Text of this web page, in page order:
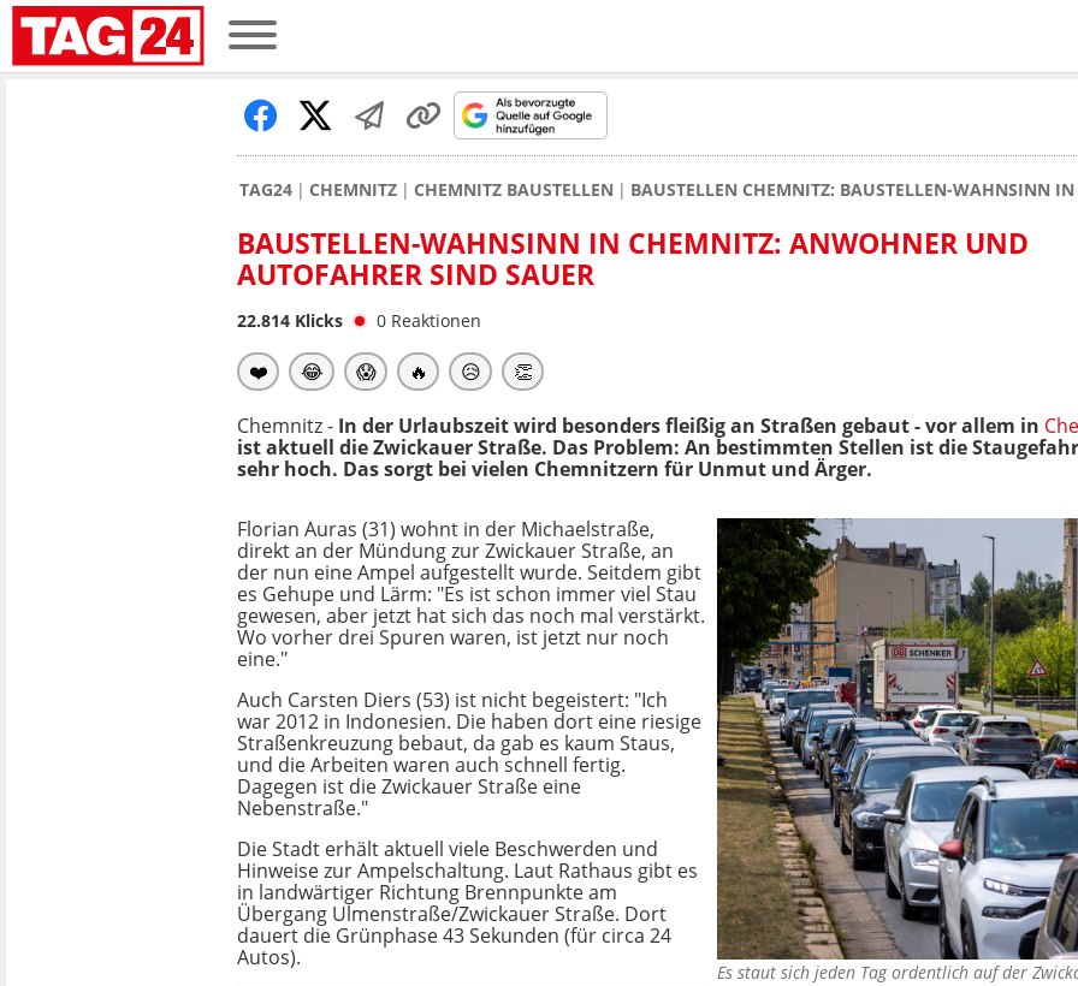
TAG24 CHEMNITZ CHEMNITZ BAUSTELLEN BAUSTELLEN CHEMNITZ: BAUSTELLEN-WAHNSINN
BAUSTELLEN-WAHNSINN IN CHEMNITZ: ANWOHNER UND
AUTOFAHRER SIND SAUER
22.814 Klicks 0 Reaktionen
❤️ 😂 😱 🔥 😥 👏
Chemnitz - In der Urlaubszeit wird besonders fleißig an Straßen gebaut - vor allem in
ist aktuell die Zwickauer Straße. Das Problem: An bestimmten Stellen ist die
sehr hoch. Das sorgt bei vielen Chemnitzern für Unmut und Ärger.
Es staut sich jeden Tag ordentlich auf der
Florian Auras (31) wohnt in der Michaelstraße,
direkt an der Mündung zur Zwickauer Straße, an
der nun eine Ampel aufgestellt wurde. Seitdem gibt
es Gehupe und Lärm: "Es ist schon immer viel Stau
gewesen, aber jetzt hat sich das noch mal verstärkt.
Wo vorher drei Spuren waren, ist jetzt nur noch
eine."
Auch Carsten Diers (53) ist nicht begeistert: "Ich
war 2012 in Indonesien. Die haben dort eine riesige
Straßenkreuzung bebaut, da gab es kaum Staus,
und die Arbeiten waren auch schnell fertig.
Dagegen ist die Zwickauer Straße eine
Nebenstraße."
Die Stadt erhält aktuell viele Beschwerden und
Hinweise zur Ampelschaltung. Laut Rathaus gibt es
in landwärtiger Richtung Brennpunkte am
Übergang Ulmenstraße/Zwickauer Straße. Dort
dauert die Grünphase 43 Sekunden (für circa 24
Autos).